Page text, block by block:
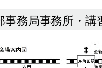
事務局事務所・講